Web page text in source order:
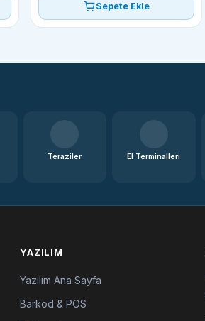
Sepete Ekle
Teraziler El Terminalleri
YAZILIM
Yazılım Ana Sayfa
Barkod & POS